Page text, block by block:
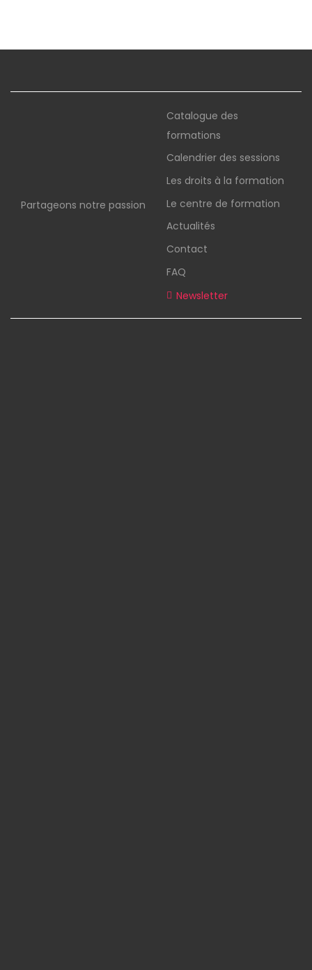
Partageons notre passion
Catalogue des
formations
Calendrier des sessions
Les droits à la formation
Le centre de formation
Actualités
Contact
FAQ
Newsletter